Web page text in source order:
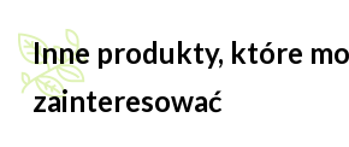
Inne produkty, które
zainteresować